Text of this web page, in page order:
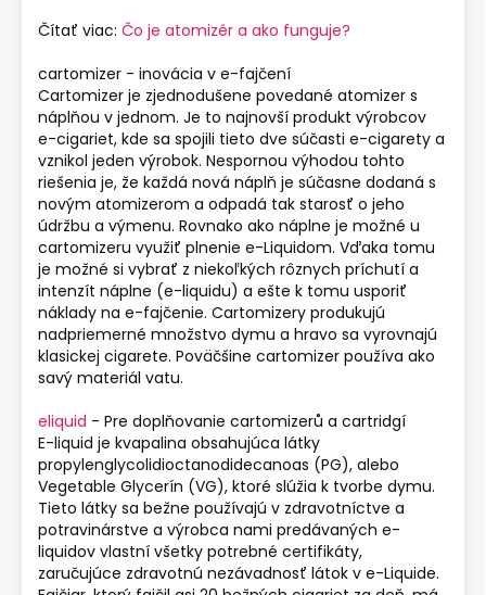
Čítať viac: Čo je atomizér a ako funguje?
cartomizer - inovácia v e-fajčení
Cartomizer je zjednodušene povedané atomizer s
náplňou v jednom. Je to najnovší produkt výrobcov
e-cigariet, kde sa spojili tieto dve súčasti e-cigarety a
vznikol jeden výrobok. Nespornou výhodou tohto
riešenia je, že každá nová náplň je súčasne dodaná s
novým atomizerom a odpadá tak starosť o jeho
údržbu a výmenu. Rovnako ako náplne je možné u
cartomizeru využiť plnenie e-Liquidom. Vďaka tomu
je možné si vybrať z niekoľkých rôznych príchutí a
intenzít náplne (e-liquidu) a ešte k tomu usporiť
náklady na e-fajčenie. Cartomizery produkujú
nadpriemerné množstvo dymu a hravo sa vyrovnajú
klasickej cigarete. Poväčšine cartomizer používa ako
savý materiál vatu.
eliquid - Pre doplňovanie cartomizerů a cartridgí
E-liquid je kvapalina obsahujúca látky
propylenglycolidioctanodidecanoas (PG), alebo
Vegetable Glycerín (VG), ktoré slúžia k tvorbe dymu.
Tieto látky sa bežne používajú v zdravotníctve a
potravinárstve a výrobca nami predávaných e-
liquidov vlastní všetky potrebné certifikáty,
zaručujúce zdravotnú nezávadnosť látok v e-Liquide.